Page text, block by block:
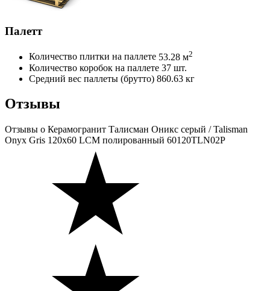
Палетт
Количество плитки на паллете 53.28 м2
Количество коробок на паллете 37 шт.
Средний вес паллеты (брутто) 860.63 кг
Отзывы
Отзывы о Керамогранит Талисман Оникс серый / Talisman
Onyx Gris 120х60 LCM полированный 60120TLN02P